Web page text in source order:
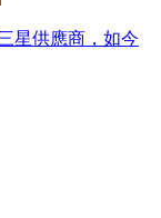
星供應商，如今